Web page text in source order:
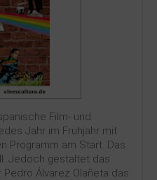
Film- und
Jahr im Frühjahr mit
Programm am Start. Das
Jedoch gestaltet das
Álvarez Olañeta das